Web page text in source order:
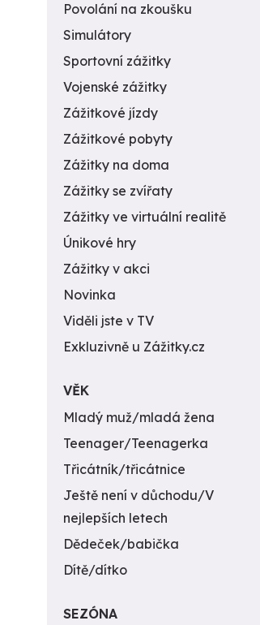
Povolání na zkoušku
Simulátory
Sportovní zážitky
Vojenské zážitky
Zážitkové jízdy
Zážitkové pobyty
Zážitky na doma
Zážitky se zvířaty
Zážitky ve virtuální realitě
Únikové hry
Zážitky v akci
Novinka
Viděli jste v TV
Exkluzivně u Zážitky.cz
VĚK
Mladý muž/mladá žena
Teenager/Teenagerka
Třicátník/třicátnice
Ještě není v důchodu/V
nejlepších letech
Dědeček/babička
Dítě/dítko
SEZÓNA